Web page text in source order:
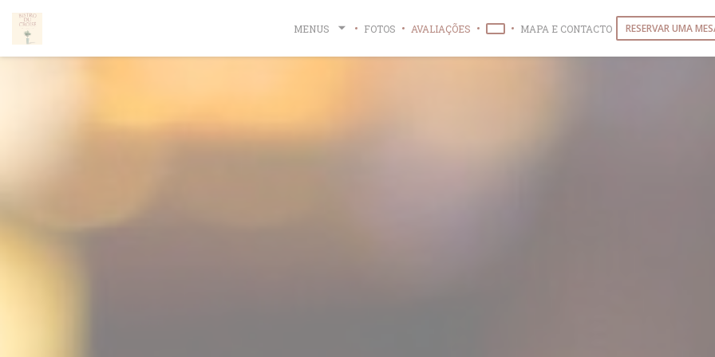
MENUS FOTOS AVALIAÇÕES ((ABRE NUMA NOVA JANELA))
MAPA E CONTACTO RESERVAR UMA